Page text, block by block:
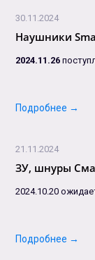
30.11.2024
Наушники
2024.11.26
Подробнее →
21.11.2024
ЗУ, шнуры
2024.10.20
Подробнее →